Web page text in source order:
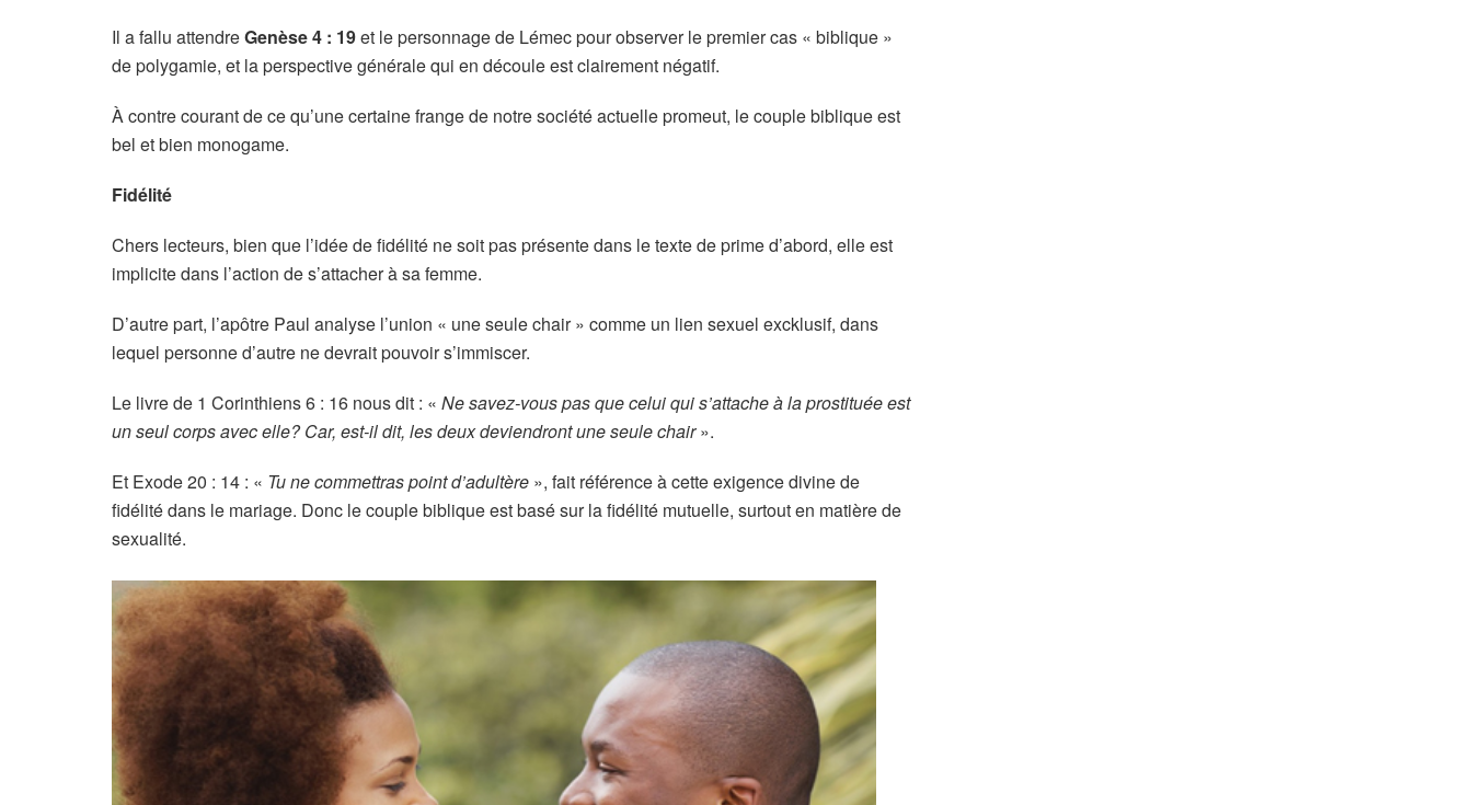
Il a fallu attendreGenèse 4 : 19et le personnage de Lémec pour observer le premier cas « biblique »
de polygamie, et la perspective générale qui en découle est clairement négatif.
À contre courant de ce qu’une certaine frange de notre société actuelle promeut, le couple biblique est
bel et bien monogame.
Fidélité
Chers lecteurs, bien que l’idée de fidélité ne soit pas présente dans le texte de prime d’abord, elle est
implicite dans l’action de s’attacher à sa femme.
D’autre part, l’apôtre Paul analyse l’union « une seule chair » comme un lien sexuel excklusif, dans
lequel personne d’autre ne devrait pouvoir s’immiscer.
Le livre de 1 Corinthiens 6 : 16 nous dit : « Ne savez-vous pas que celui qui s’attache à la prostituée est
un seul corps avec elle? Car, est-il dit, les deux deviendront une seule chair».
Et Exode 20 : 14 : « Tu ne commettras point d’adultère », fait référence à cette exigence divine de
fidélité dans le mariage. Donc le couple biblique est basé sur la fidélité mutuelle, surtout en matière de
sexualité.